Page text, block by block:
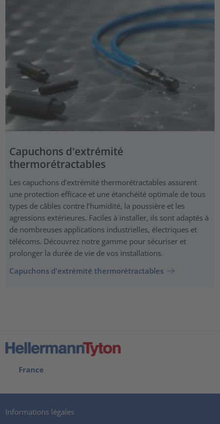
Capuchons d'extrémité
thermorétractables
Les capuchons d’extrémité thermorétractables assurent
une protection efficace et une étanchéité optimale de tous
types de câbles contre l’humidité, la poussière et les
agressions extérieures. Faciles à installer, ils sont adaptés à
de nombreuses applications industrielles, électriques et
télécoms. Découvrez notre gamme pour sécuriser et
prolonger la durée de vie de vos installations.
Capuchons d'extrémité thermorétractables
France
Informations légales